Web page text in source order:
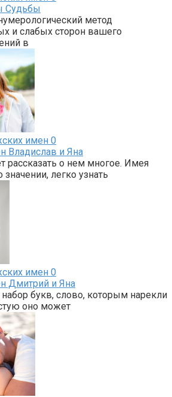
Судьбы
метод
и слабых сторон вашего
в
имен 0
Владислав и Яна
рассказать о нем многое. Имея
легко узнать
имен 0
Дмитрий и Яна
букв, слово, которым нарекли
оно может